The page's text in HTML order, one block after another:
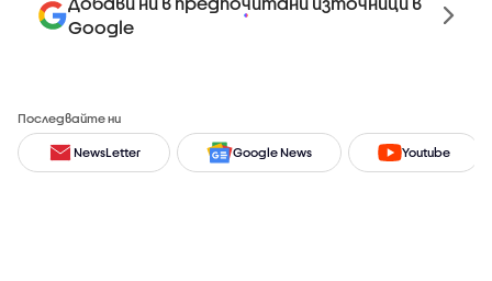
Google
Последвайте ни
NewsLetter Google News Youtube